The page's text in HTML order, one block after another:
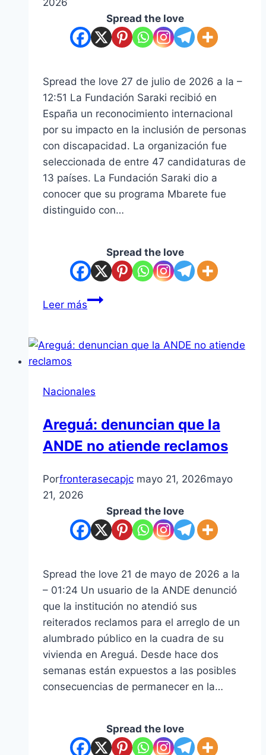
Spread the love
Spread the love 27 de julio de 2026 a la –
12:51 La Fundación Saraki recibió en
España un reconocimiento internacional
por su impacto en la inclusión de personas
con discapacidad. La organización fue
seleccionada de entre 47 candidaturas de
13 países. La Fundación Saraki dio a
conocer que su programa Mbarete fue
distinguido con…
Spread the love
Leer másSaraki
internacional
en
Nacionales
Areguá: denuncian que la
ANDE no atiende reclamos
Porfronterasecapjc mayo 21, 2026mayo
21, 2026
Spread the love
Spread the love 21 de mayo de 2026 a la
– 01:24 Un usuario de la ANDE denunció
que la institución no atendió sus
reiterados reclamos para el arreglo de un
alumbrado público en la cuadra de su
vivienda en Areguá. Desde hace dos
semanas están expuestos a las posibles
consecuencias de permanecer en la…
Spread the love